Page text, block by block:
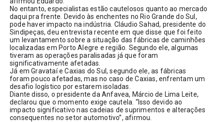
No entanto, especialistas estão cautelosos quanto ao mercado
daqui pra frente. Devido às enchentes no Rio Grande do Sul,
pode haver impacto na indústria. Cláudio Sahad, presidente do
Sindipeças, deu entrevista recente em que disse que foi feito
um levantamento sobre a situação das fábricas de caminhões
localizadas em Porto Alegre e região. Segundo ele, algumas
tiveram as operações paralisadas já que foram
significativamente afetadas.
Já em Gravataí e Caxias do Sul, segundo ele, as fábricas
foram pouco afetadas, mas no caso de Caxias, enfrentam um
desafio logístico por estarem isoladas.
Diante disso, o presidente da Anfavea, Márcio de Lima Leite,
declarou que o momento exige cautela. “Isso devido ao
impacto significativo nas cadeias de suprimentos e alterações
consequentes no setor automotivo”, afirmou.